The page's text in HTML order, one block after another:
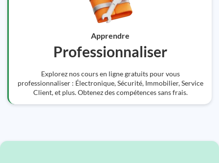
Apprendre
Professionnaliser
Explorez nos cours en ligne gratuits pour vous
professionnaliser : Électronique, Sécurité, Immobilier, Service
Client, et plus. Obtenez des compétences sans frais.